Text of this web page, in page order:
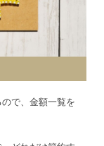
で、金額一覧を